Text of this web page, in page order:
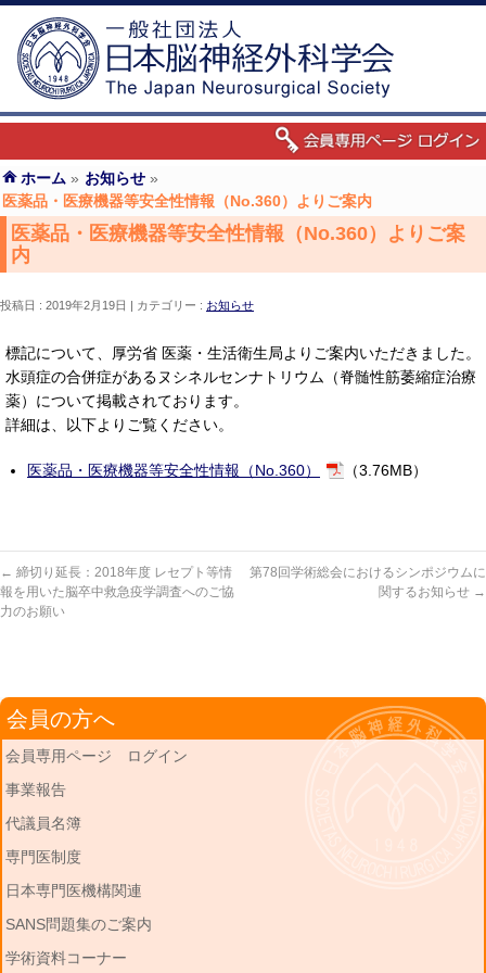
ホーム » お知らせ »
医薬品・医療機器等安全性情報（No.360）よりご案内
医薬品・医療機器等安全性情報（No.360）よりご案
内
投稿日 : 2019年2月19日 カテゴリー : お知らせ
標記について、厚労省 医薬・生活衛生局よりご案内いただきました。
水頭症の合併症があるヌシネルセンナトリウム（脊髄性筋萎縮症治療
薬）について掲載されております。
詳細は、以下よりご覧ください。
医薬品・医療機器等安全性情報（No.360） （3.76MB）
← 締切り延長：2018年度 レセプト等情
報を用いた脳卒中救急疫学調査へのご協
力のお願い
第78回学術総会におけるシンポジウムに
関するお知らせ →
会員の方へ
会員専用ページ ログイン
事業報告
代議員名簿
専門医制度
日本専門医機構関連
SANS問題集のご案内
学術資料コーナー